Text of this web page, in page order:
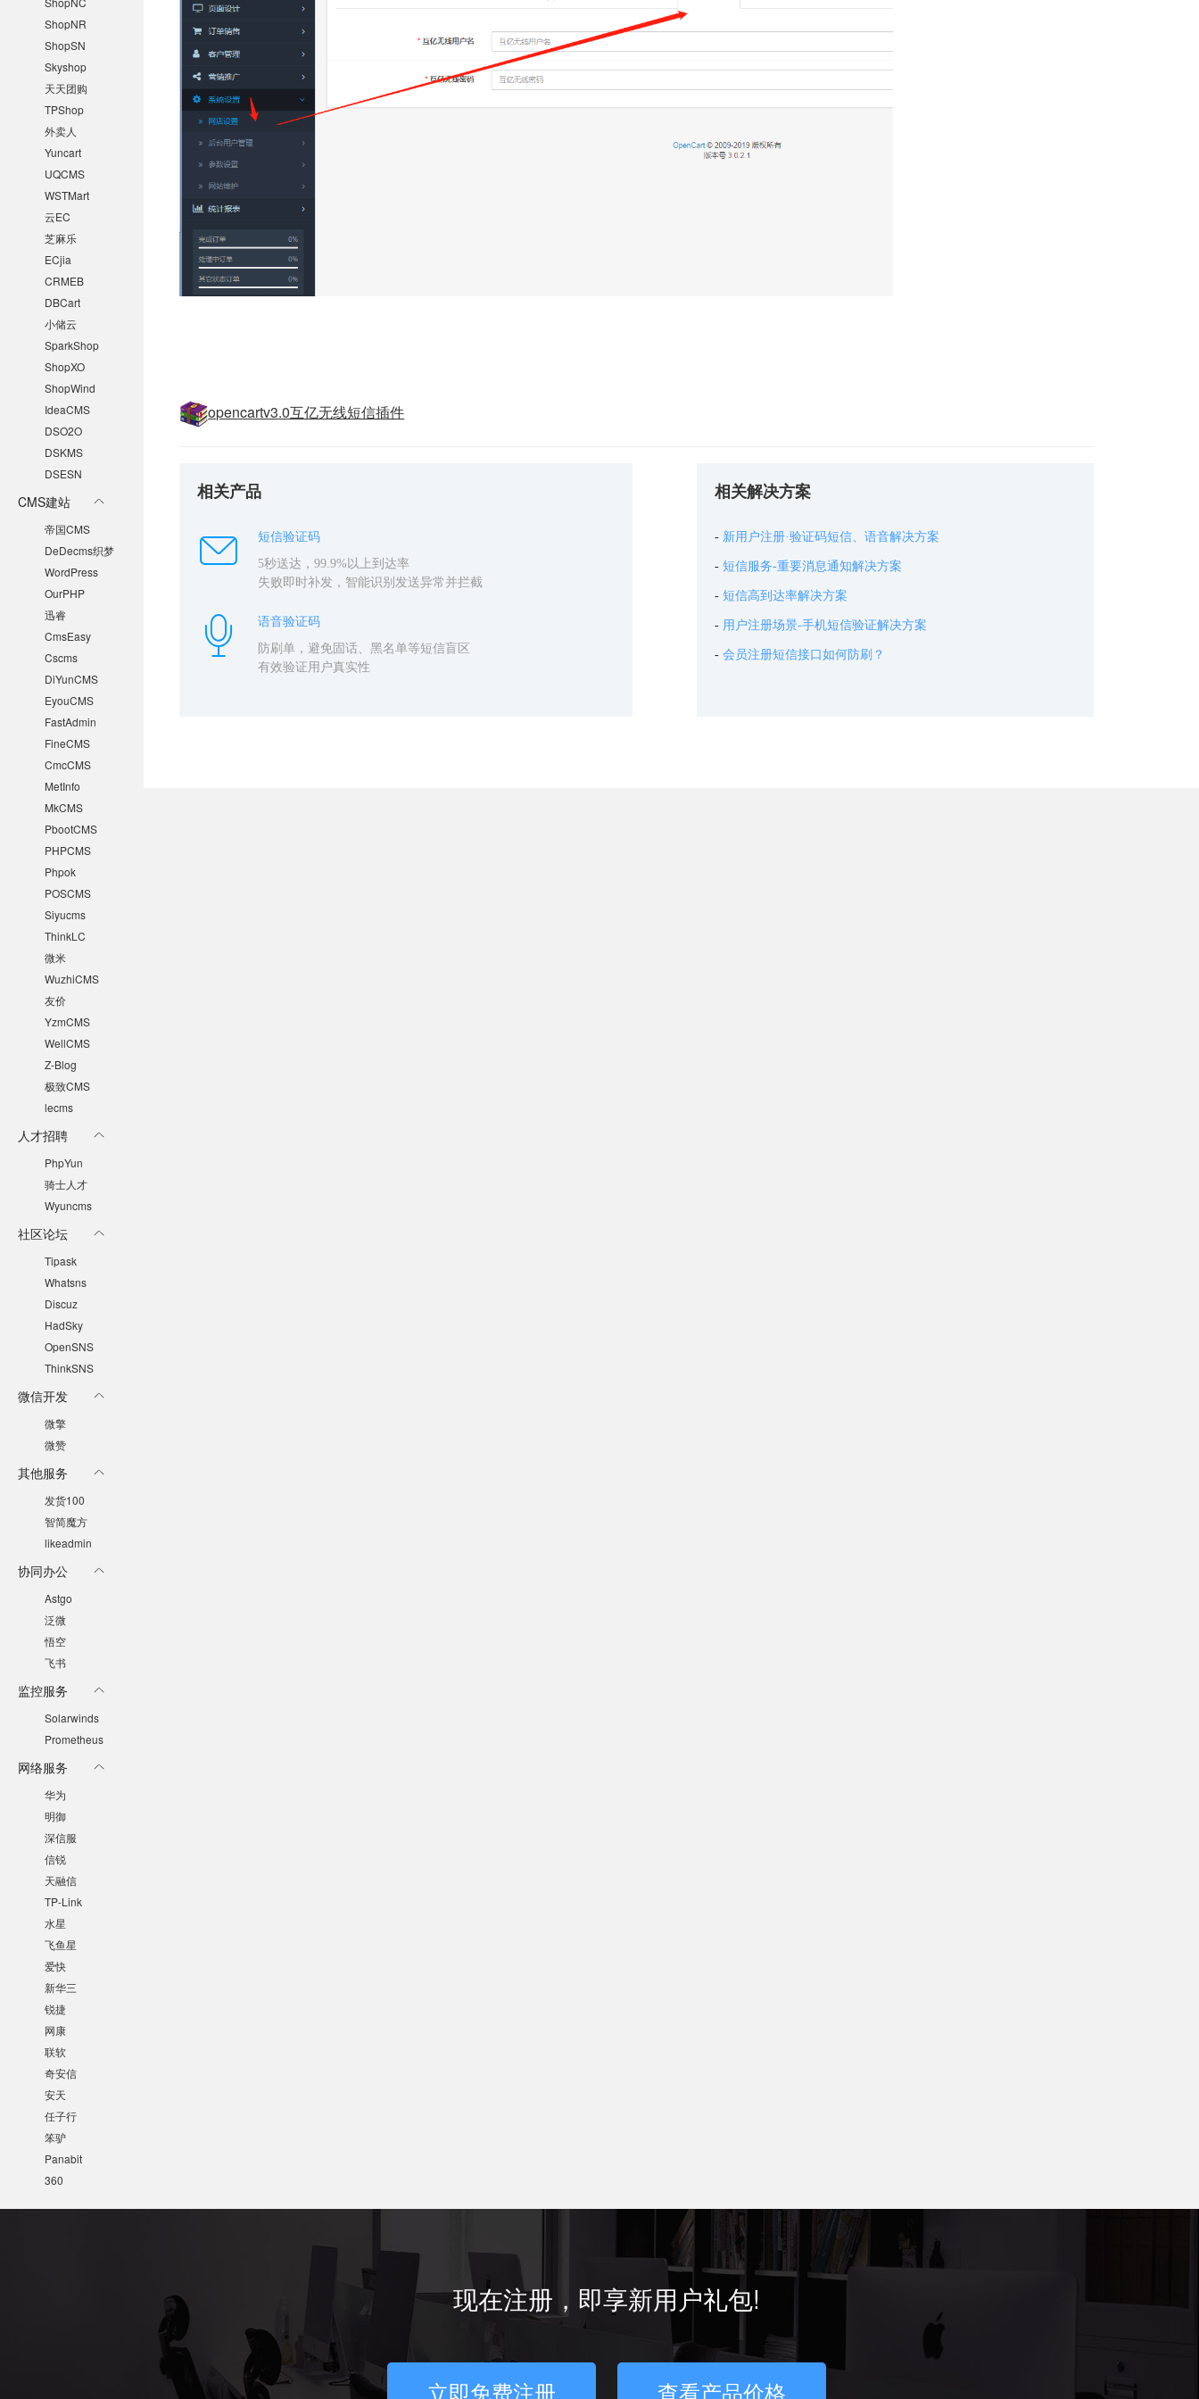
ShopNR
ShopSN
Skyshop
天天团购
TPShop
外卖人
Yuncart
UQCMS
WSTMart
云EC
芝麻乐
ECjia
CRMEB
DBCart
小储云
SparkShop
ShopXO
ShopWind
IdeaCMS
DSO2O
DSKMS
DSESN
CMS建站
帝国CMS
DeDecms织梦
WordPress
OurPHP
迅睿
CmsEasy
Cscms
DiYunCMS
EyouCMS
FastAdmin
FineCMS
CmcCMS
MetInfo
MkCMS
PbootCMS
PHPCMS
Phpok
POSCMS
Siyucms
ThinkLC
微米
WuzhiCMS
友价
YzmCMS
WellCMS
Z-Blog
极致CMS
lecms
人才招聘
PhpYun
骑士人才
Wyuncms
社区论坛
Tipask
Whatsns
Discuz
HadSky
OpenSNS
ThinkSNS
微信开发
微擎
微赞
其他服务
发货100
智简魔方
likeadmin
协同办公
Astgo
泛微
悟空
飞书
监控服务
Solarwinds
Prometheus
网络服务
华为
明御
深信服
信锐
天融信
TP-Link
水星
飞鱼星
爱快
新华三
锐捷
网康
联软
奇安信
安天
任子行
笨驴
Panabit
360
opencartv3.0互亿无线短信插件
相关产品
短信验证码
5秒送达，99.9%以上到达率
失败即时补发，智能识别发送异常并拦截
语音验证码
防刷单，避免固话、黑名单等短信盲区
有效验证用户真实性
相关解决方案
新用户注册·验证码短信、语音解决方案
短信服务-重要消息通知解决方案
短信高到达率解决方案
用户注册场景-手机短信验证解决方案
会员注册短信接口如何防刷？
现在注册，即享新用户礼包!
立即免费注册 查看产品价格